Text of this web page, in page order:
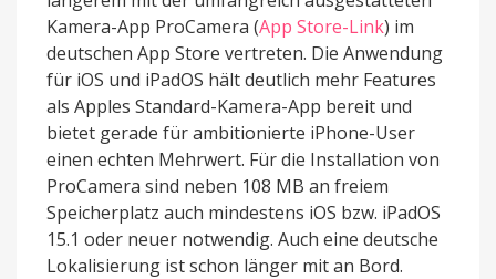
Kamera-App ProCamera (App Store-Link) im
deutschen App Store vertreten. Die Anwendung
für iOS und iPadOS hält deutlich mehr Features
als Apples Standard-Kamera-App bereit und
bietet gerade für ambitionierte iPhone-User
einen echten Mehrwert. Für die Installation von
ProCamera sind neben 108 MB an freiem
Speicherplatz auch mindestens iOS bzw. iPadOS
15.1 oder neuer notwendig. Auch eine deutsche
Lokalisierung ist schon länger mit an Bord.